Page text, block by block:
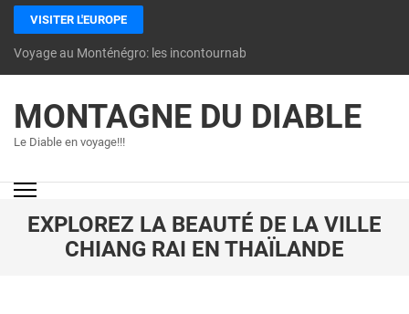
VISITER L'EUROPE
Voyage au Monténégro: les incontournables à découvrir
MONTAGNE DU DIABLE
Le Diable en voyage!!!
EXPLOREZ LA BEAUTÉ DE LA VILLE
CHIANG RAI EN THAÏLANDE